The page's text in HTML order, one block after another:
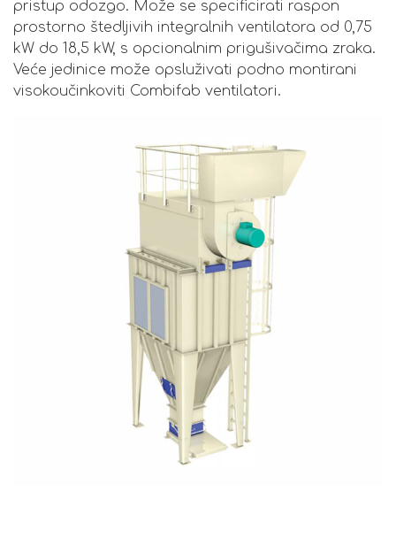
pristup odozgo. Može se specificirati raspon
prostorno štedljivih integralnih ventilatora od 0,75
kW do 18,5 kW, s opcionalnim prigušivačima zraka.
Veće jedinice može opsluživati podno montirani
visokoučinkoviti Combifab ventilatori.